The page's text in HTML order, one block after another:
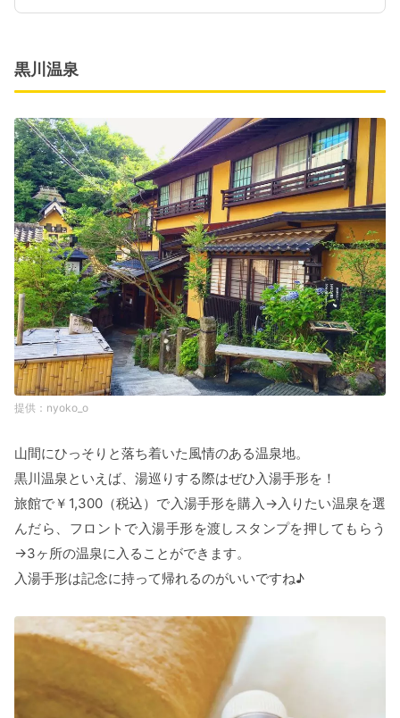
黒川温泉
nyoko_o
山間にひっそりと落ち着いた風情のある温泉地。
黒川温泉といえば、湯巡りする際はぜひ入湯手形を！
旅館で￥1,300（税込）で入湯手形を購入→入りたい温泉を選
んだら、フロントで入湯手形を渡しスタンプを押してもらう
→3ヶ所の温泉に入ることができます。
入湯手形は記念に持って帰れるのがいいですね♪